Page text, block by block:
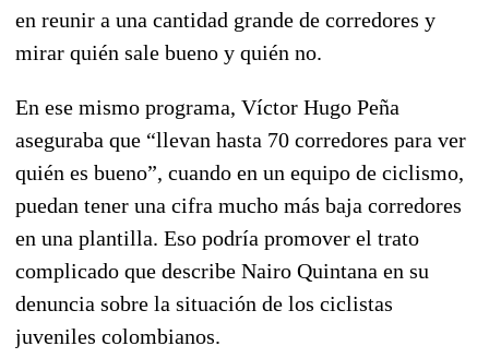
en reunir a una cantidad grande de corredores y
mirar quién sale bueno y quién no.
En ese mismo programa, Víctor Hugo Peña
aseguraba que “llevan hasta 70 corredores para ver
quién es bueno”, cuando en un equipo de ciclismo,
puedan tener una cifra mucho más baja corredores
en una plantilla. Eso podría promover el trato
complicado que describe Nairo Quintana en su
denuncia sobre la situación de los ciclistas
juveniles colombianos.